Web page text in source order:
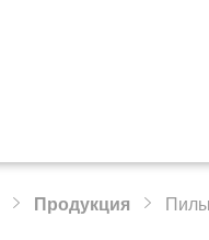
Продукция